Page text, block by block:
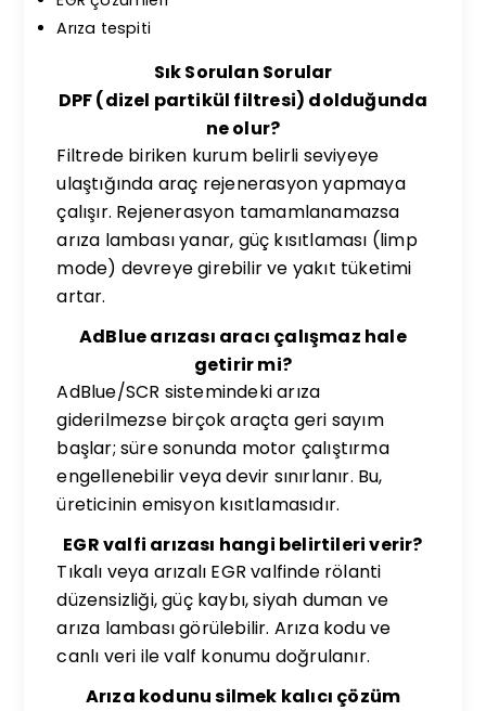
Arıza tespiti
Sık Sorulan Sorular
DPF (dizel partikül filtresi) dolduğunda
ne olur?
Filtrede biriken kurum belirli seviyeye
ulaştığında araç rejenerasyon yapmaya
çalışır. Rejenerasyon tamamlanamazsa
arıza lambası yanar, güç kısıtlaması (limp
mode) devreye girebilir ve yakıt tüketimi
artar.
AdBlue arızası aracı çalışmaz hale
getirir mi?
AdBlue/SCR sistemindeki arıza
giderilmezse birçok araçta geri sayım
başlar; süre sonunda motor çalıştırma
engellenebilir veya devir sınırlanır. Bu,
üreticinin emisyon kısıtlamasıdır.
EGR valfi arızası hangi belirtileri verir?
Tıkalı veya arızalı EGR valfinde rölanti
düzensizliği, güç kaybı, siyah duman ve
arıza lambası görülebilir. Arıza kodu ve
canlı veri ile valf konumu doğrulanır.
Arıza kodunu silmek kalıcı çözüm